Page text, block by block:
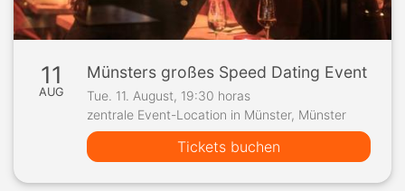
11
AUG
Münsters großes Speed Dating Event
Tue. 11. August, 19:30 horas
zentrale Event-Location in Münster, Münster
Tickets buchen